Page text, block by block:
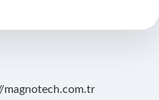
magnotech.com.tr